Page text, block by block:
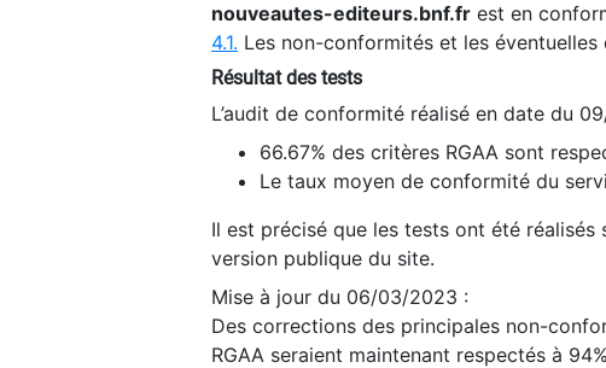
nouveautes-editeurs.bnf.fr est en
4.1. Les non-conformités et les
Résultat des tests
L’audit de conformité réalisé en date du
66.67% des critères RGAA sont
Le taux moyen de conformité du
Il est précisé que les tests ont été
version publique du site.
Mise à jour du 06/03/2023 :
Des corrections des principales non-
RGAA seraient maintenant respectés à